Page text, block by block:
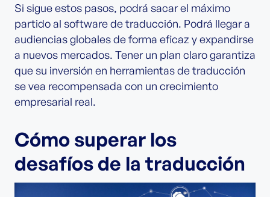
Si sigue estos pasos, podrá sacar el máximo
partido al software de traducción. Podrá llegar a
audiencias globales de forma eficaz y expandirse
a nuevos mercados. Tener un plan claro garantiza
que su inversión en herramientas de traducción
se vea recompensada con un crecimiento
empresarial real.
Cómo superar los
desafíos de la traducción